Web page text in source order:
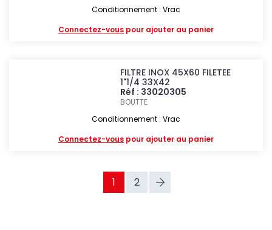
Conditionnement : Vrac
Connectez-vous pour ajouter au panier
FILTRE INOX 45X60 FILETEE
1"1/4 33X42
Réf : 33020305
BOUTTE
Conditionnement : Vrac
Connectez-vous pour ajouter au panier
1 2